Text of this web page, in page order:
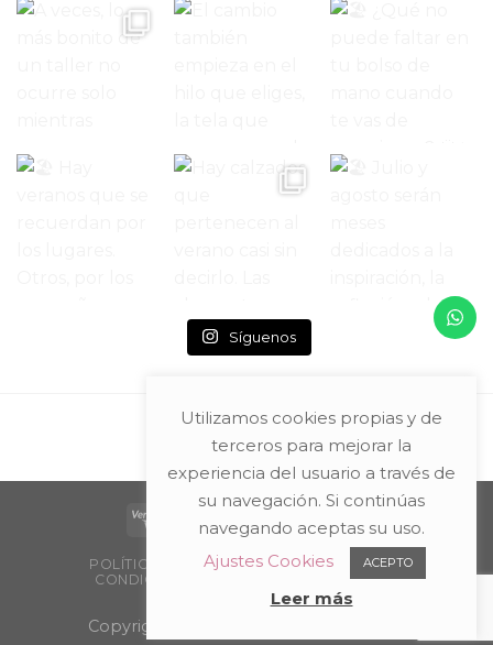
Síguenos
POLÍTICA DE PRIVACIDAD Y AVISO LEGAL
CONDICIONES DE COMPRA
PACKAGING
PUNTOS DE VENTA
Copyright 2026 ©
Utilizamos cookies propias y de
terceros para mejorar la
experiencia del usuario a través de
su navegación. Si continúas
navegando aceptas su uso.
Ajustes Cookies
ACEPTO
Leer más